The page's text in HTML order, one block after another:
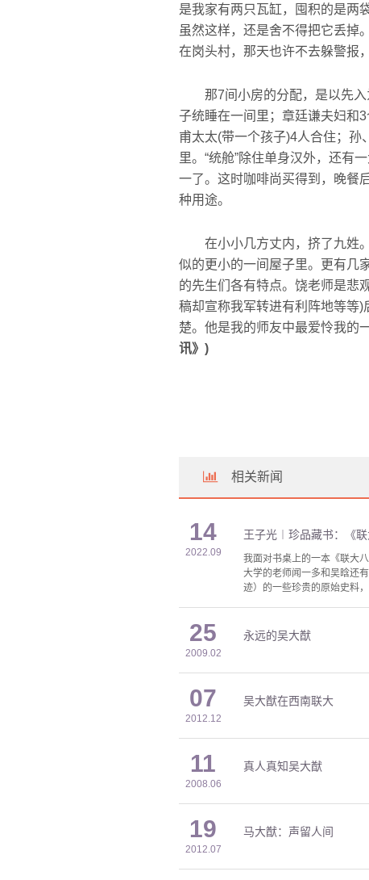
是我家有两只瓦缸，囤积的是两
虽然这样，还是舍不得把它丢掉
在岗头村，那天也许不去躲警报
那7间小房的分配，是以先入
子统睡在一间里；章廷谦夫妇和
甫太太(带一个孩子)4人合住；孙
里。“统舱”除住单身汉外，还有
一了。这时咖啡尚买得到，晚餐
种用途。
在小小几方丈内，挤了九姓。
似的更小的一间屋子里。更有几
的先生们各有特点。饶老师是悲
稿却宣称我军转进有利阵地等等
楚。他是我的师友中最爱怜我的
讯》)
相关新闻
14
2022.09
王子光︱珍品藏书：《联
我面对书桌上的一本《联大
大学的老师闻一多和吴晗还
迹）的一些珍贵的原始史料
25
2009.02
永远的吴大猷
07
2012.12
吴大猷在西南联大
11
2008.06
真人真知吴大猷
19
2012.07
马大猷：声留人间